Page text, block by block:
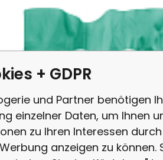
weiß, zur Herstellung
Code: 2501984
Anbietercode:
EAN:
2.12
2.12 EUR / 1 kg
auf Lager
von Mörteln, Betonen und
Herstellung von Mörteln und
+ GDPR
und Partner benötigen
einzelner Daten, um Ihnen
zu Ihren Interessen durch
anzeigen zu können.